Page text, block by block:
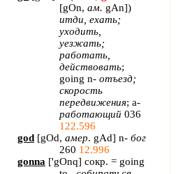
[gOn, ам. gAn])
итди, ехать;
уходить,
уезжать;
работать,
действовать;
going n- отъезд;
скорость
передвижения; a-
работающий 036
122.596
god [gOd, амер. gAd] n- бог
260 12.996
gonna ['gOnq] сокр. = going